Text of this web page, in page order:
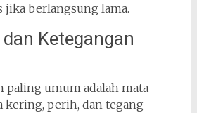
jika berlangsung lama.
Ketegangan
paling umum adalah mata
kering, perih, dan tegang